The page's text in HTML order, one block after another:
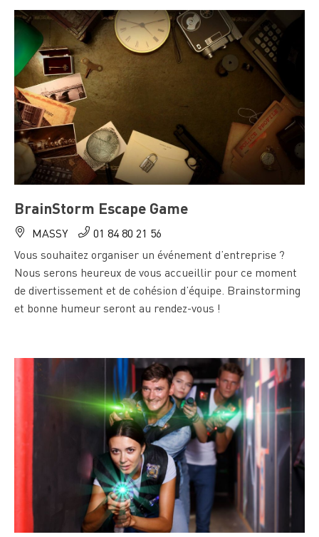
BrainStorm Escape Game
MASSY
01 84 80 21 56
Vous souhaitez organiser un événement d’entreprise ?
Nous serons heureux de vous accueillir pour ce moment
de divertissement et de cohésion d’équipe. Brainstorming
et bonne humeur seront au rendez-vous !